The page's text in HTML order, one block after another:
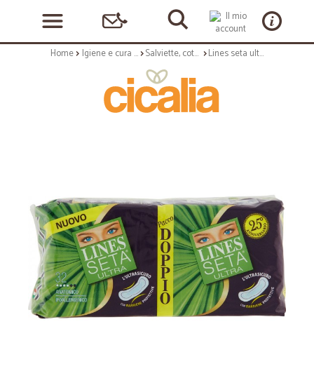
Home Igiene e cura personale Salviette, cotone e assorbenti Lines seta ultra anatomico 32pezzi